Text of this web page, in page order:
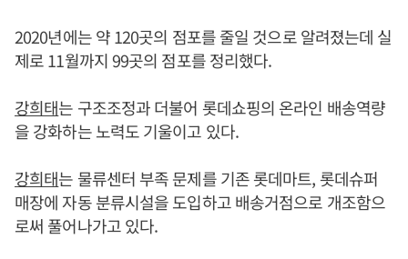
2020년에는 약 120곳의 점포를 줄일 것으로 알려졌는데 실
제로 11월까지 99곳의 점포를 정리했다.
강희태는 구조조정과 더불어 롯데쇼핑의 온라인 배송역량
을 강화하는 노력도 기울이고 있다.
강희태는 물류센터 부족 문제를 기존 롯데마트, 롯데슈퍼
매장에 자동 분류시설을 도입하고 배송거점으로 개조함으
로써 풀어나가고 있다.